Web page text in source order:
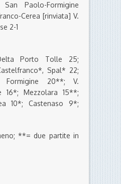
Paolo-Formigine
Cerea [rinviata] V.
2-1
Porto Tolle 25;
Spal* 22;
Formigine 20**; V.
16*; Mezzolara 15**;
10*; Castenaso 9*;
**= due partite in